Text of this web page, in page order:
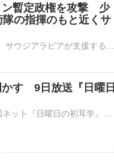
ン暫定政権を攻撃 少
の指揮のもと近くサ
す 9日放送『日曜日